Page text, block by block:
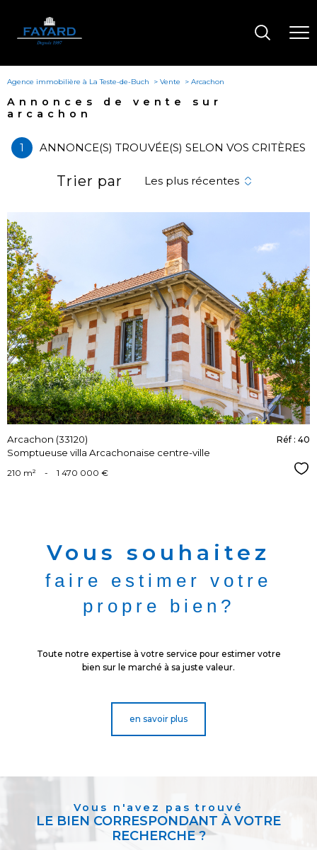
Agence immobilière à La Teste-de-Buch Vente Arcachon
annonces de vente sur
arcachon
1 ANNONCE(S) TROUVÉE(S) SELON VOS CRITÈRES
Trier par Les plus récentes
voir le
bien
Arcachon (33120)
Somptueuse villa Arcachonaise centre-ville
Réf : 40
210 m² - 1 470 000 €
vous souhaitez
faire estimer votre
propre bien?
Toute notre expertise à votre service pour estimer votre
bien sur le marché à sa juste valeur.
en savoir plus
vous n'avez pas trouvé
LE BIEN CORRESPONDANT À VOTRE
RECHERCHE ?